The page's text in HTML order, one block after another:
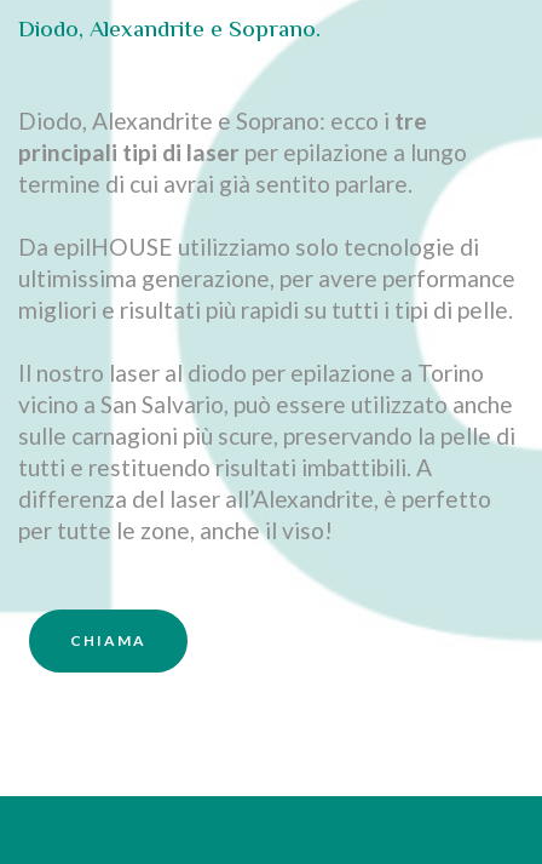
Diodo, Alexandrite e Soprano.
Diodo, Alexandrite e Soprano: ecco i tre
principali tipi di laser per epilazione a lungo
termine di cui avrai già sentito parlare.
Da epilHOUSE utilizziamo solo tecnologie di
ultimissima generazione, per avere performance
migliori e risultati più rapidi su tutti i tipi di pelle.
Il nostro laser al diodo per epilazione a Torino
vicino a San Salvario, può essere utilizzato anche
sulle carnagioni più scure, preservando la pelle di
tutti e restituendo risultati imbattibili. A
differenza del laser all’Alexandrite, è perfetto
per tutte le zone, anche il viso!
CHIAMA